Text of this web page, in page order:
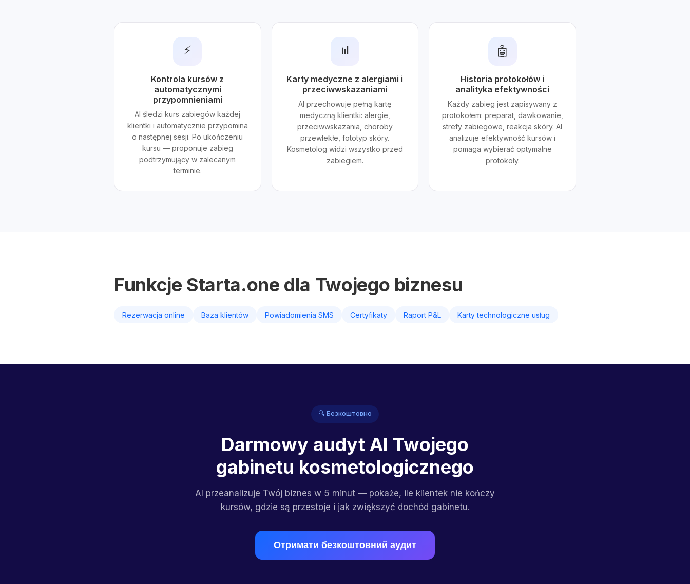
⚡
Kontrola kursów z
automatycznymi
przypomnieniami
AI śledzi kurs zabiegów każdej
klientki i automatycznie przypomina
o następnej sesji. Po ukończeniu
kursu — proponuje zabieg
podtrzymujący w zalecanym
terminie.
📊
Karty medyczne z alergiami i
przeciwwskazaniami
AI przechowuje pełną kartę
medyczną klientki: alergie,
przeciwwskazania, choroby
przewlekłe, fototyp skóry.
Kosmetolog widzi wszystko przed
zabiegiem.
🤖
Historia protokołów i
analityka efektywności
Każdy zabieg jest zapisywany z
protokołem: preparat, dawkowanie,
strefy zabiegowe, reakcja skóry. AI
analizuje efektywność kursów i
pomaga wybierać optymalne
protokoły.
Funkcje Starta.one dla Twojego biznesu
Rezerwacja online Baza klientów Powiadomienia SMS Certyfikaty Raport P&L Karty technologiczne usług
🔍 Безкоштовно
Darmowy audyt AI Twojego
gabinetu kosmetologicznego
AI przeanalizuje Twój biznes w 5 minut — pokaże, ile klientek nie kończy
kursów, gdzie są przestoje i jak zwiększyć dochód gabinetu.
Отримати безкоштовний аудит